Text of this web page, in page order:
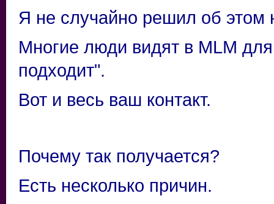
Я не случайно решил об этом
Многие люди видят в MLM для
подходит".
Вот и весь ваш контакт.
Почему так получается?
Есть несколько причин.